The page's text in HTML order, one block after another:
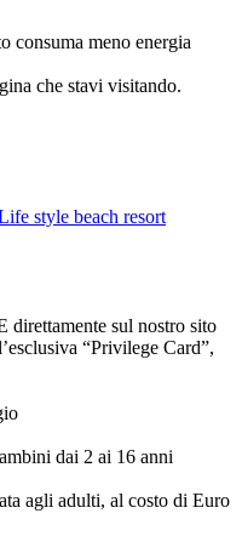
consuma meno energia
che stavi visitando.
style beach resort
sul nostro sito
“Privilege Card”,
dai 2 ai 16 anni
agli adulti, al costo di Euro